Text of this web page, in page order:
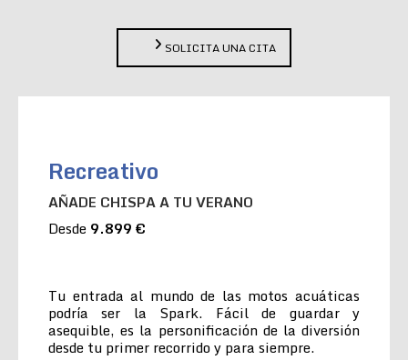
SOLICITA UNA CITA
Recreativo
AÑADE CHISPA A TU VERANO
Desde 9.899 €
Tu entrada al mundo de las motos acuáticas
podría ser la Spark. Fácil de guardar y
asequible, es la personificación de la diversión
desde tu primer recorrido y para siempre.